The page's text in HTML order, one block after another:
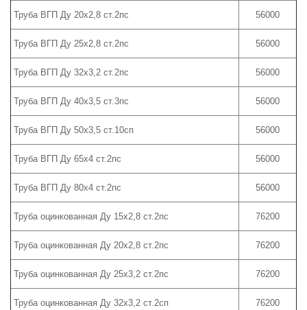
Труба ВГП Ду 20х2,8 ст.2пс 56000
Труба ВГП Ду 25х2,8 ст.2пс 56000
Труба ВГП Ду 32х3,2 ст.2пс 56000
Труба ВГП Ду 40х3,5 ст.3пс 56000
Труба ВГП Ду 50х3,5 ст.10сп 56000
Труба ВГП Ду 65х4 ст.2пс 56000
Труба ВГП Ду 80х4 ст.2пс 56000
Труба оцинкованная Ду 15х2,8 ст.2пс 76200
Труба оцинкованная Ду 20х2,8 ст.2пс 76200
Труба оцинкованная Ду 25х3,2 ст.2пс 76200
Труба оцинкованная Ду 32х3,2 ст.2сп 76200